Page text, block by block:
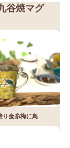
谷焼マグ
り金糸梅に鳥